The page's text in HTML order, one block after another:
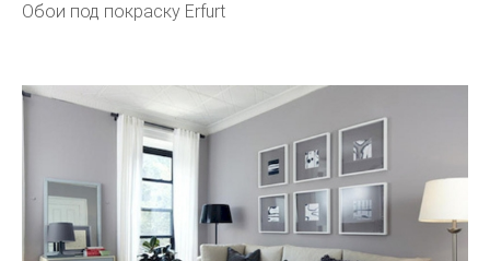
Обои под покраску Erfurt